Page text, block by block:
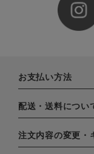
お支払い方法
下記お支払い方法よ
・クレジットカー
EXPRESS,Diners
・amazonペイメン
配送・送料につい
配達業者：日本郵便
注文内容の変更・